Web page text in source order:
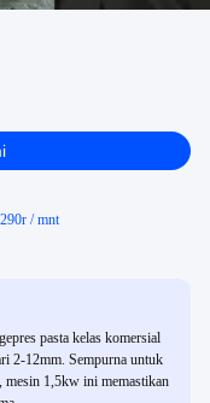
/ mnt
pasta kelas komersial
2-12mm. Sempurna untuk
mesin 1,5kw ini memastikan